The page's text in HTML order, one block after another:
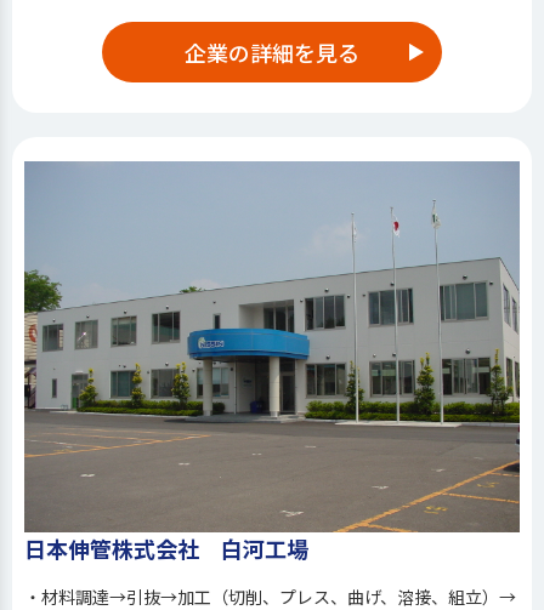
企業の詳細を見る
日本伸管株式会社 白河工場
・材料調達→引抜→加工（切削、プレス、曲げ、溶接、組立）→